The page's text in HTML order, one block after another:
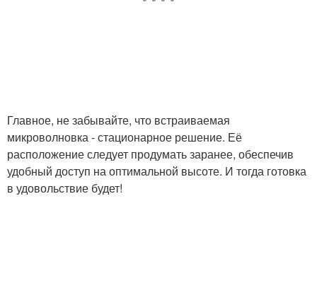
Главное, не забывайте, что встраиваемая
микроволновка - стационарное решение. Её
расположение следует продумать заранее, обеспечив
удобный доступ на оптимальной высоте. И тогда готовка
в удовольствие будет!